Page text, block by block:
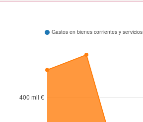
¿Cómo se gasta?
Gastos en bienes corrientes y servicios
400 mil €